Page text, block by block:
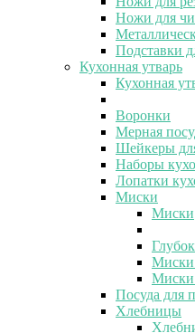
Ножи для
Подставки
Кухонная утварь
Кухонная
Воронки
Мерная
Шейкеры
Наборы
Лопатки
Миски
Миски
Миски
Посуда для
Хлебницы